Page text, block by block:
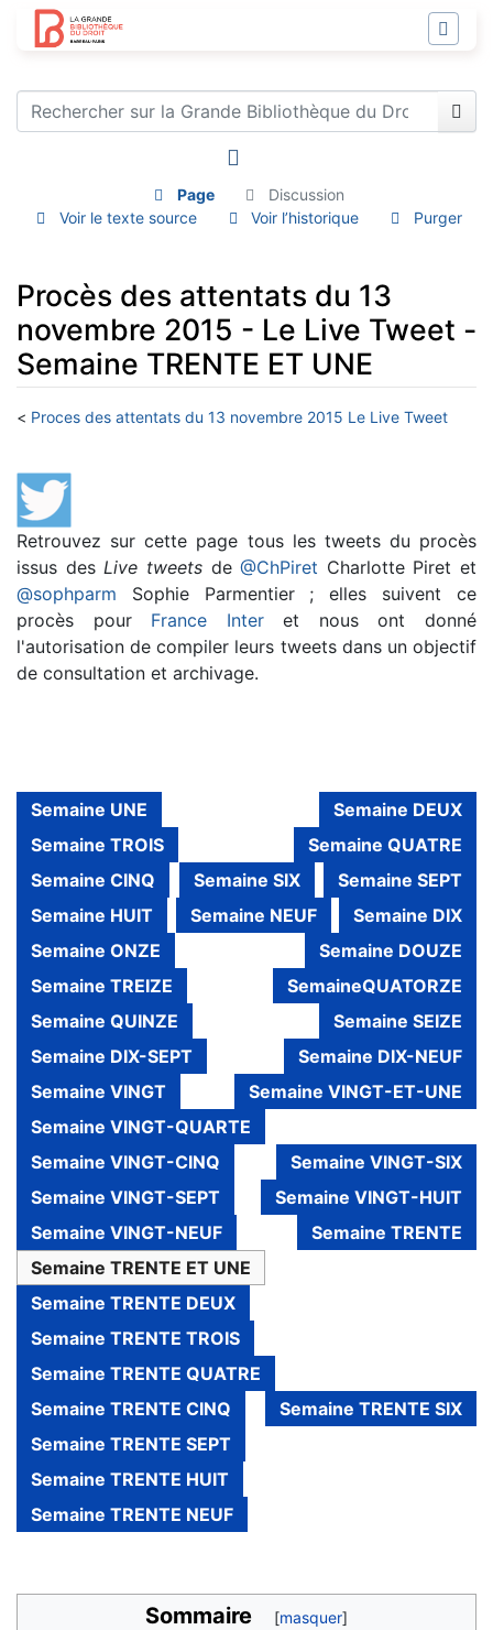
Page
Discussion
Voir le texte source
Voir l’historique Purger
Procès des attentats du 13
novembre 2015 - Le Live Tweet -
Semaine TRENTE ET UNE
< Proces des attentats du 13 novembre 2015 Le Live Tweet
Retrouvez sur cette page tous les tweets du procès
issus des Live tweetsde@ChPiret Charlotte Piret et
@sophparm Sophie Parmentier ; elles suivent ce
procès pour France Interet nous ont donné
l'autorisation de compiler leurs tweets dans un objectif
de consultation et archivage.
Semaine UNE
Semaine DEUX
Semaine TROIS
Semaine QUATRE
Semaine CINQ
Semaine SIX
Semaine SEPT
Semaine HUIT
Semaine NEUF
Semaine DIX
Semaine ONZE
Semaine DOUZE
Semaine TREIZE
SemaineQUATORZE
Semaine QUINZE
Semaine SEIZE
Semaine DIX-SEPT
Semaine DIX-NEUF
Semaine VINGT
Semaine VINGT-ET-UNE
Semaine VINGT-QUARTE
Semaine VINGT-CINQ
Semaine VINGT-SIX
Semaine VINGT-SEPT
Semaine VINGT-HUIT
Semaine VINGT-NEUF
Semaine TRENTE
Semaine TRENTE ET UNE
Semaine TRENTE DEUX
Semaine TRENTE TROIS
Semaine TRENTE QUATRE
Semaine TRENTE CINQ
Semaine TRENTE SIX
Semaine TRENTE SEPT
Semaine TRENTE HUIT
Semaine TRENTE NEUF
Sommaire